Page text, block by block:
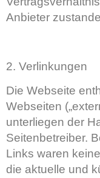
Anbieter
2. Verlinkungen
Die Webseite
Webseiten
unterliegen der
Seitenbetreiber.
Links waren
die aktuelle und